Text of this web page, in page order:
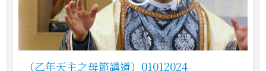
（乙年天主之母節講道）01012024